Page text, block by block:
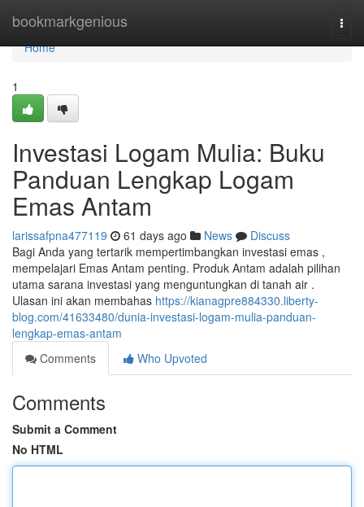
bookmarkgenious
Home
Home
1
Investasi Logam Mulia: Buku
Panduan Lengkap Logam
Emas Antam
larissafpna477119 61 days ago News
Discuss
Bagi Anda yang tertarik mempertimbangkan investasi emas ,
mempelajari Emas Antam penting. Produk Antam adalah pilihan
utama sarana investasi yang menguntungkan di tanah air .
Ulasan ini akan membahas https://kianagpre884330.liberty-
blog.com/41633480/dunia-investasi-logam-mulia-panduan-
lengkap-emas-antam
Comments
Who Upvoted
Comments
Submit a Comment
No HTML